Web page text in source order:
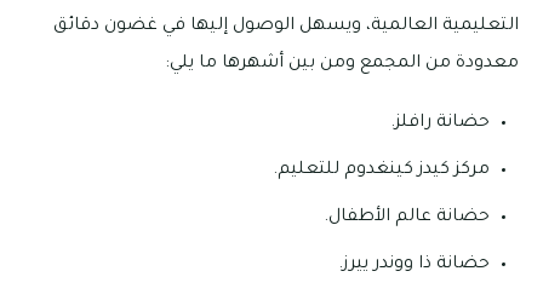
التعليمية العالمية، ويسهل الوصول إليها في غضون دقائق
معدودة من المجمع ومن بين أشهرها ما يلي:
حضانة رافلز.
مركز كيدز كينغدوم للتعليم.
حضانة عالم الأطفال.
حضانة ذا ووندر ييرز.